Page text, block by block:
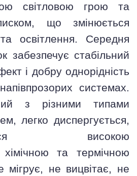
світловою грою та
що змінюється
освітлення. Середня
забезпечує стабільний
і добру однорідність
системах.
з різними типами
легко диспергується,
високою
хімічною та термічною
мігрує, не вицвітає, не